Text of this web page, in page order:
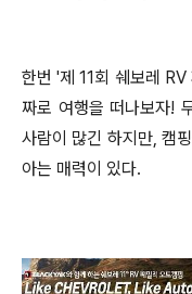
한번 '제 11회 쉐보레
짜로 여행을 떠나보자!
사람이 많긴 하지만, 캠
아는 매력이 있다.